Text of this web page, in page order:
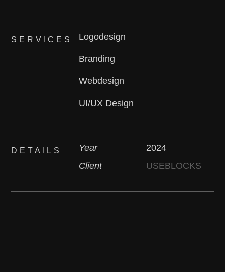
SERVICES Logodesign
Branding
Webdesign
UI/UX Design
DETAILS Year
2024
Client
USEBLOCKS